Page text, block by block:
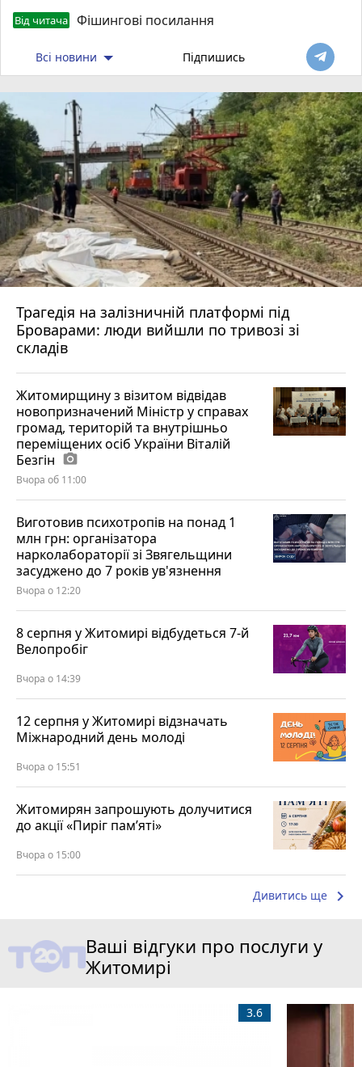
Від читача Фішингові посилання
Всі новини Підпишись
Трагедія на залізничній платформі під
Броварами: люди вийшли по тривозі зі
складів
Житомирщину з візитом відвідав
новопризначений Міністр у справах
громад, територій та внутрішньо
переміщених осіб України Віталій
Безгін photo_camera
Вчора об 11:00
Виготовив психотропів на понад 1
млн грн: організатора
нарколабораторії зі Звягельщини
засуджено до 7 років ув'язнення
Вчора о 12:20
8 серпня у Житомирі відбудеться 7-й
Велопробіг
Вчора о 14:39
12 серпня у Житомирі відзначать
Міжнародний день молоді
Вчора о 15:51
Житомирян запрошують долучитися
до акції «Пиріг пам’яті»
Вчора о 15:00
Дивитись ще keyboard_arrow_right
Ваші відгуки про послуги у
Житомирі
3.6